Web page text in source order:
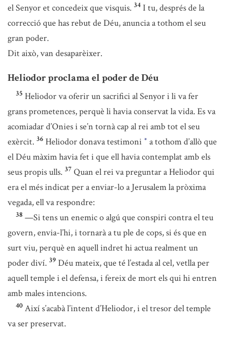
el Senyor et concedeix que visquis. 34 I tu, després de la
correcció que has rebut de Déu, anuncia a tothom el seu
gran poder.
Dit això, van desaparèixer.
Heliodor proclama el poder de Déu
35 Heliodor va oferir un sacrifici al Senyor i li va fer
grans prometences, perquè li havia conservat la vida. Es va
acomiadar d’Onies i se’n tornà cap al rei amb tot el seu
exèrcit. 36 Heliodor donava testimoni * a tothom d’allò que
el Déu màxim havia fet i que ell havia contemplat amb els
seus propis ulls. 37 Quan el rei va preguntar a Heliodor qui
era el més indicat per a enviar-lo a Jerusalem la pròxima
vegada, ell va respondre:
38 —Si tens un enemic o algú que conspiri contra el teu
govern, envia-l’hi, i tornarà a tu ple de cops, si és que en
surt viu, perquè en aquell indret hi actua realment un
poder diví. 39 Déu mateix, que té l’estada al cel, vetlla per
aquell temple i el defensa, i fereix de mort els qui hi entren
amb males intencions.
40 Així s’acabà l’intent d’Heliodor, i el tresor del temple
va ser preservat.